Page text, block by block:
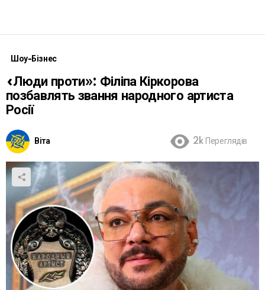
Шоу-Бізнес
«Люди проти»: Філіпа Кіркорова
позбавлять звання народного артиста
Росії
Віта 2k Переглядів